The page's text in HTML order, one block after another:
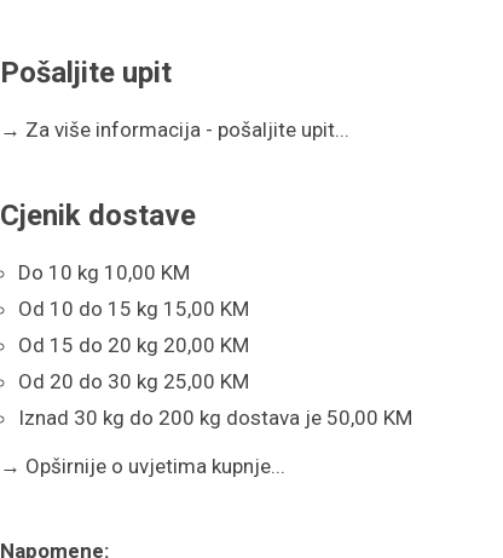
Pošaljite upit
→ Za više informacija - pošaljite upit...
Cjenik dostave
Do 10 kg 10,00 KM
Od 10 do 15 kg 15,00 KM
Od 15 do 20 kg 20,00 KM
Od 20 do 30 kg 25,00 KM
Iznad 30 kg do 200 kg dostava je 50,00 KM
→ Opširnije o uvjetima kupnje...
Napomene: